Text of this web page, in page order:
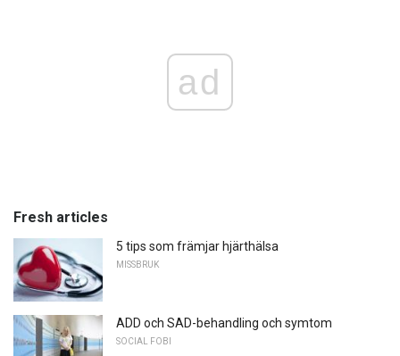
ad
Fresh articles
5 tips som främjar hjärthälsa
MISSBRUK
ADD och SAD-behandling och symtom
SOCIAL FOBI